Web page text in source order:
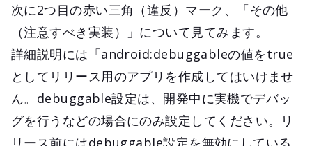
次に2つ目の赤い三角（違反）マーク、「その他
（注意すべき実装）」について見てみます。
詳細説明には「android:debuggableの値をtrue
としてリリース用のアプリを作成してはいけませ
ん。debuggable設定は、開発中に実機でデバッ
グを行うなどの場合にのみ設定してください。リ
リース前にはdebuggable設定を無効にしている